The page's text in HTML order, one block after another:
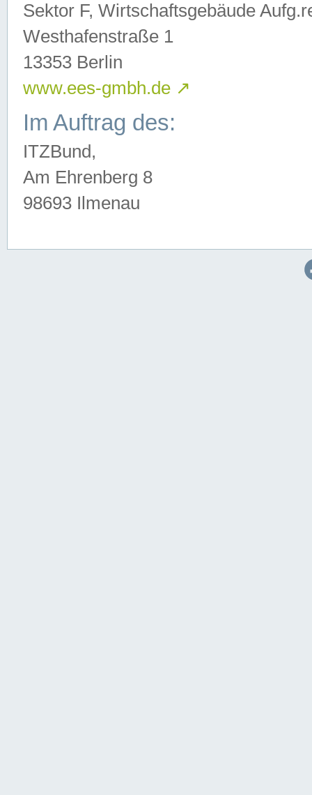
Sektor F, Wirtschaftsgebäude
Westhafenstraße 1
13353 Berlin
www.ees-gmbh.de ↗
Im Auftrag des:
ITZBund,
Am Ehrenberg 8
98693 Ilmenau